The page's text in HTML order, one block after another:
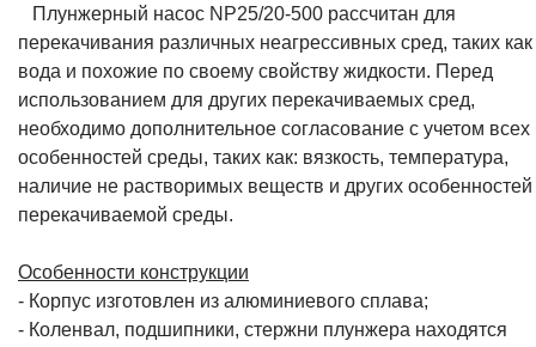
Плунжерный насос NP25/20-500 рассчитан для
перекачивания различных неагрессивных сред, таких как
вода и похожие по своему свойству жидкости. Перед
использованием для других перекачиваемых сред,
необходимо дополнительное согласование с учетом всех
особенностей среды, таких как: вязкость, температура,
наличие не растворимых веществ и других особенностей
перекачиваемой среды.
Особенности конструкции
- Корпус изготовлен из алюминиевого сплава;
- Коленвал, подшипники, стержни плунжера находятся